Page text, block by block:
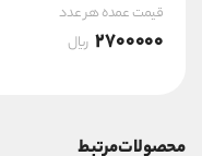
قیمت عمده هر عدد
2700000 ریال
محصولات مرتبط